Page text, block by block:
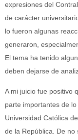
expresiones del
de carácter
lo fueron algunas
generaron,
El tema ha tenido
deben dejarse de
A mi juicio fue positivo
parte importantes de
Universidad Católica
de la República. De